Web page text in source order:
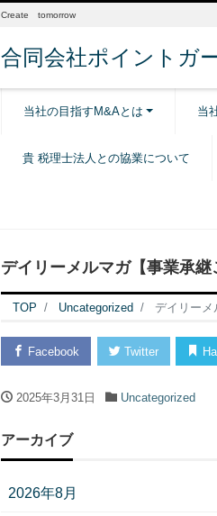
Create tomorrow
合同会社ポイントガ
当社の目指すM&Aとは 当
貴 税理士法人との協業について
デイリーメルマガ【事業承継
TOP Uncategorized デイリーメ
Facebook Twitter
2025年3月31日 Uncategorized
アーカイブ
2026年8月